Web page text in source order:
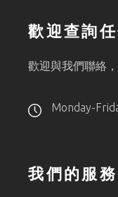
歡迎查詢
歡迎與我們聯絡
Monday-
我們的服務